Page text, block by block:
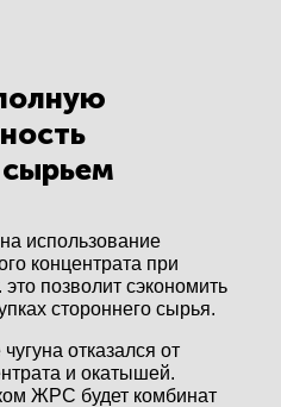
использование
концентрата при
позволит сэкономить
стороннего сырья.
отказался от
и окатышей.
ЖРС будет комбинат